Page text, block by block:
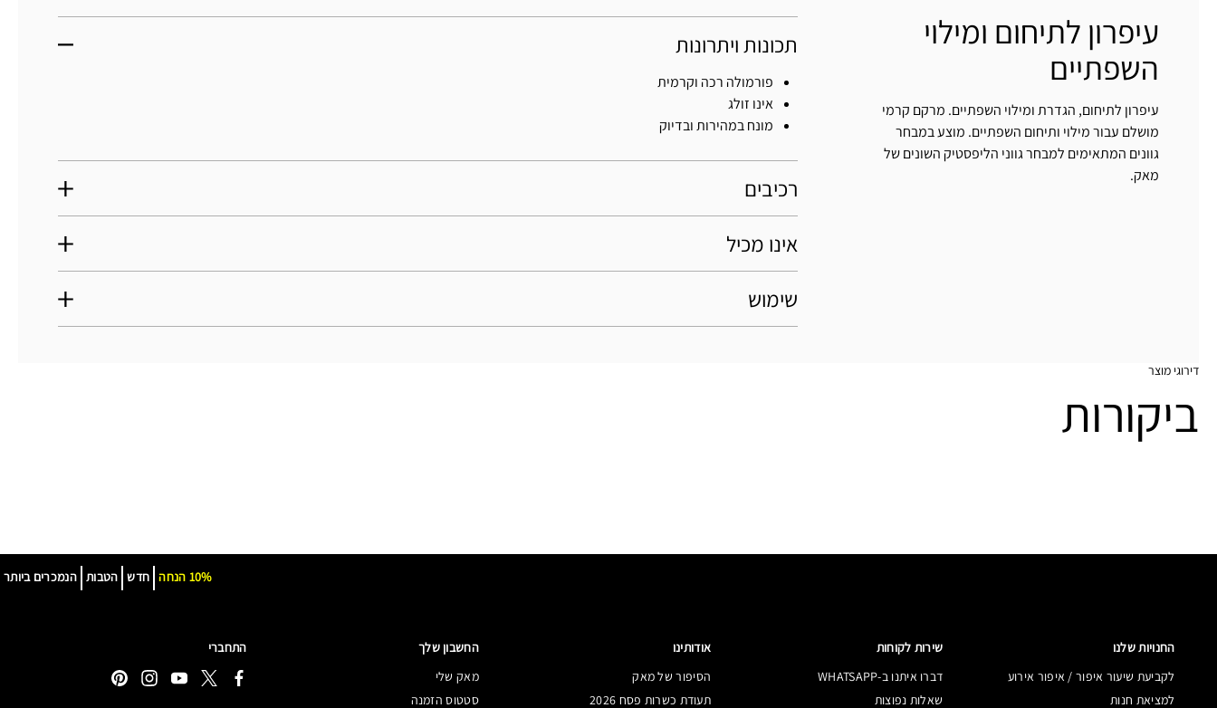
עיפרון לתיחום ומילוי
השפתיים
עיפרון לתיחום, הגדרת ומילוי השפתיים. מרקם קרמי
מושלם עבור מילוי ותיחום השפתיים. מוצע במבחר
גוונים המתאימים למבחר גווני הליפסטיק השונים של
מאק.
תכונות ויתרונות
פורמולה רכה וקרמית
אינו זולג
מונח במהירות ובדיוק
רכיבים
אינו מכיל
שימוש
דירוגי מוצר
ביקורות
הנמכרים ביותר הטבות חדש 10% הנחה
החנויות שלנו
לקביעת שיעור איפור / איפור אירוע
למציאת חנות
שירות לקוחות
דברו איתנו ב-WHATSAPP
שאלות נפוצות
אודותינו
הסיפור של מאק
תעודת כשרות פסח 2026
החשבון שלך
מאק שלי
סטטוס הזמנה
התחברי